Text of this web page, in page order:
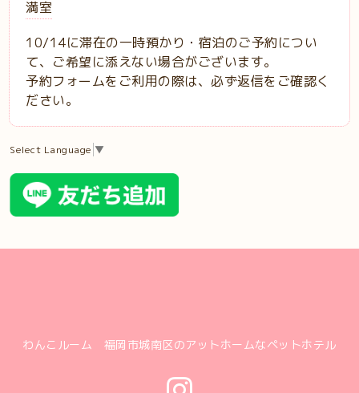
満室
10/14に滞在の一時預かり・宿泊のご予約につい
て、ご希望に添えない場合がございます。
予約フォームをご利用の際は、必ず返信をご確認く
ださい。
Select Language ▼
わんこルーム 福岡市城南区のアットホームなペットホテル